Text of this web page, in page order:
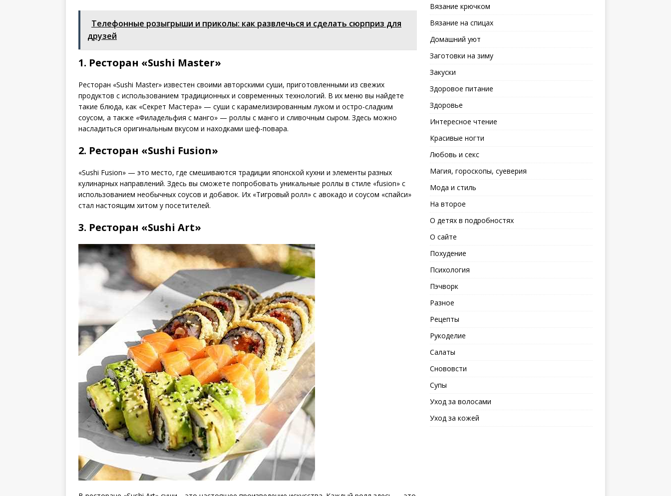
Телефонные розыгрыши и приколы: как развлечься и сделать сюрприз для
друзей
1. Ресторан «Sushi Master»
Ресторан «Sushi Master» известен своими авторскими суши, приготовленными из свежих
продуктов с использованием традиционных и современных технологий. В их меню вы найдете
такие блюда, как «Секрет Мастера» — суши с карамелизированным луком и остро-сладким
соусом, а также «Филадельфия с манго» — роллы с манго и сливочным сыром. Здесь можно
насладиться оригинальным вкусом и находками шеф-повара.
2. Ресторан «Sushi Fusion»
«Sushi Fusion» — это место, где смешиваются традиции японской кухни и элементы разных
кулинарных направлений. Здесь вы сможете попробовать уникальные роллы в стиле «fusion» с
использованием необычных соусов и добавок. Их «Тигровый ролл» с авокадо и соусом «спайси»
стал настоящим хитом у посетителей.
3. Ресторан «Sushi Art»
Вязание крючком
Вязание на спицах
Домашний уют
Заготовки на зиму
Закуски
Здоровое питание
Здоровье
Интересное чтение
Красивые ногти
Любовь и секс
Магия, гороскопы, суеверия
Мода и стиль
На второе
О детях в подробностях
О сайте
Похудение
Психология
Пэчворк
Разное
Рецепты
Рукоделие
Салаты
Снововсти
Супы
Уход за волосами
Уход за кожей